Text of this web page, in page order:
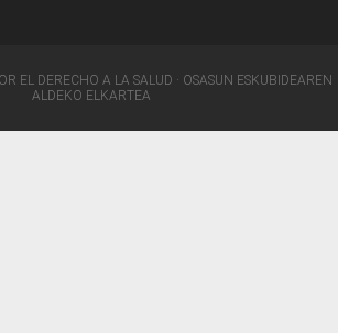
EL DERECHO A LA SALUD · OSASUN ESKUBIDEAREN
ALDEKO ELKARTEA